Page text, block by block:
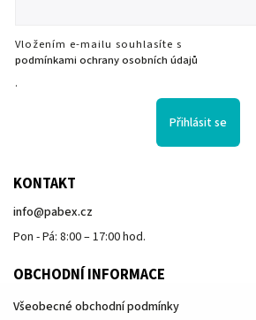
Vložením e-mailu souhlasíte s
podmínkami ochrany osobních údajů
.
Přihlásit se
KONTAKT
info@pabex.cz
Pon - Pá: 8:00 – 17:00 hod.
OBCHODNÍ INFORMACE
Všeobecné obchodní podmínky